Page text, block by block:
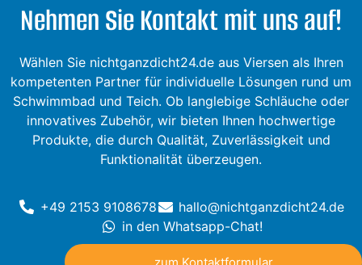
Nehmen Sie Kontakt mit uns auf!
Wählen Sie nichtganzdicht24.de aus Viersen als Ihren
kompetenten Partner für individuelle Lösungen rund um
Schwimmbad und Teich. Ob langlebige Schläuche oder
innovatives Zubehör, wir bieten Ihnen hochwertige
Produkte, die durch Qualität, Zuverlässigkeit und
Funktionalität überzeugen.
+49 2153 9108678
hallo@nichtganzdicht24.de
in den Whatsapp-Chat!
zum Kontaktformular